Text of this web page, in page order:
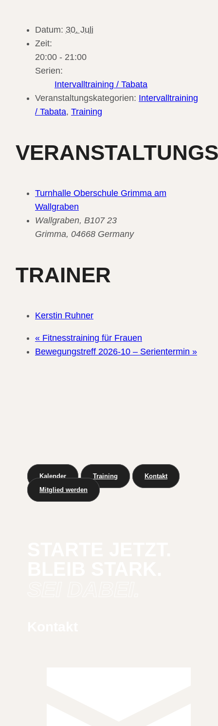
Datum: 30. Juli
Zeit:
20:00 - 21:00
Serien:
Intervalltraining / Tabata
Veranstaltungskategorien: Intervalltraining
/ Tabata, Training
Turnhalle Oberschule Grimma am
Wallgraben
Wallgraben, B107 23
Grimma, 04668 Germany
TRAINER
Kerstin Ruhner
« Fitnesstraining für Frauen
Bewegungstreff 2026-10 – Serientermin »
Kalender Training
Kontakt
Mitglied werden